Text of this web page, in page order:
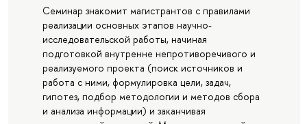
Семинар знакомит магистрантов с правилами
реализации основных этапов научно-
исследовательской работы, начиная
подготовкой внутренне непротиворечивого и
реализуемого проекта (поиск источников и
работа с ними, формулировка цели, задач,
гипотез, подбор методологии и методов сбора
и анализа информации) и заканчивая